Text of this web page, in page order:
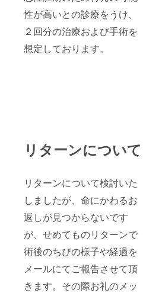
性が高いとの診療をうけ、
２回分の治療および手術を
想定しております。
リターンについて
リターンについて検討いた
しましたが、命にかわるお
返しが見つからないです
が、せめてものリターンで
術後のちびの様子や経過を
メールにてご報告させて頂
きます。その際お礼のメッ